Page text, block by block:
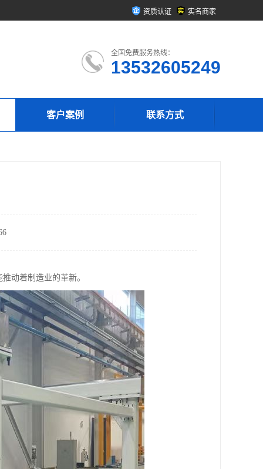
资质认证 实名商家
全国免费服务热线：
13532605249
客户案例 联系方式
动着制造业的革新。